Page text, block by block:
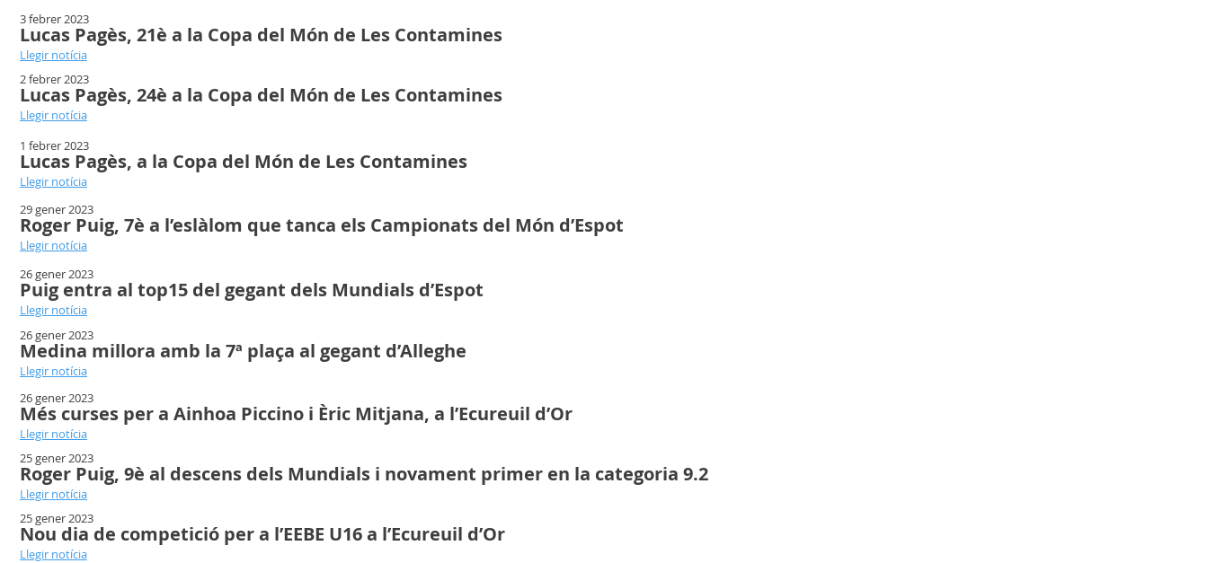
3 febrer 2023
Lucas Pagès, 21è a la Copa del Món de Les Contamines
Llegir notícia
2 febrer 2023
Lucas Pagès, 24è a la Copa del Món de Les Contamines
Llegir notícia
1 febrer 2023
Lucas Pagès, a la Copa del Món de Les Contamines
Llegir notícia
29 gener 2023
Roger Puig, 7è a l’eslàlom que tanca els Campionats del Món d’Espot
Llegir notícia
26 gener 2023
Puig entra al top15 del gegant dels Mundials d’Espot
Llegir notícia
26 gener 2023
Medina millora amb la 7ª plaça al gegant d’Alleghe
Llegir notícia
26 gener 2023
Més curses per a Ainhoa Piccino i Èric Mitjana, a l’Ecureuil d’Or
Llegir notícia
25 gener 2023
Roger Puig, 9è al descens dels Mundials i novament primer en la categoria 9.2
Llegir notícia
25 gener 2023
Nou dia de competició per a l’EEBE U16 a l’Ecureuil d’Or
Llegir notícia